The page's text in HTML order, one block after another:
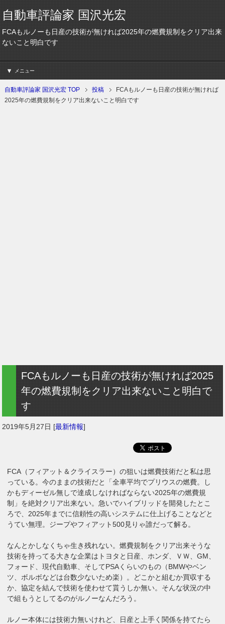
自動車評論家 国沢光宏
FCAもルノーも日産の技術が無ければ2025年の燃費規制をクリア出来
ないこと明白です
メニュー
自動車評論家 国沢光宏 TOP 投稿
FCAもルノーも日産の技術が無ければ
2025年の燃費規制をクリア出来ないこと明白です
FCAもルノーも日産の技術が無ければ2025
年の燃費規制をクリア出来ないこと明白で
す
2019年5月27日 [最新情報]
FCA（フィアット＆クライスラー）の狙いは燃費技術だと私は思
っている。今のままの技術だと「全車平均でプリウスの燃費。し
かもディーゼル無しで達成しなければならない2025年の燃費規
制」を絶対クリア出来ない。急いでハイブリッドを開発したとこ
ろで、2025年までに信頼性の高いシステムに仕上げることなどと
うてい無理。ジープやフィアット500見りゃ誰だって解る。
なんとかしなくちゃ生き残れない。燃費規制をクリア出来そうな
技術を持ってる大きな企業はトヨタと日産、ホンダ、ＶＷ、GM、
フォード、現代自動車、そしてPSAくらいのもの（BMWやベン
ツ、ボルボなどは台数少ないため楽）。どこかと組むか買収する
か、協定を結んで技術を使わせて貰うしか無い。そんな状況の中
で組もうとしてるのがルノーなんだろう。
ルノー本体には技術力無いけれど、日産と上手く関係を持てたら